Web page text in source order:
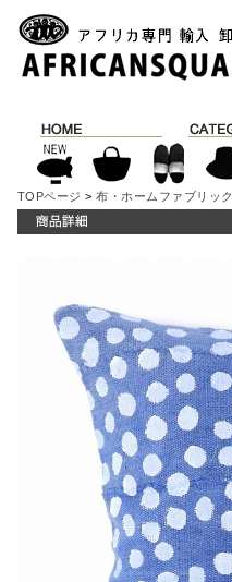
TOPページ >布・ホームファブリック